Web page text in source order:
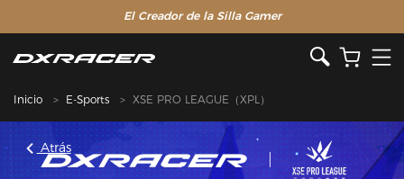
El Creador de la Silla Gamer
Inicio E-Sports XSE PRO LEAGUE（XPL）
Atrás